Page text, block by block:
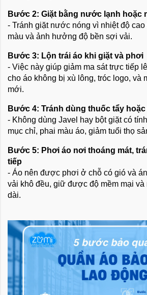
Bước 2: Giặt bằng nước lạnh hoặc
- Tránh giặt nước nóng vì nhiệt độ
màu và ảnh hưởng độ bền sợi vải.
Bước 3: Lộn trái áo khi giặt và phơi
- Việc này giúp giảm ma sát trực tiếp
cho áo không bị xù lông, tróc logo, và
mới.
Bước 4: Tránh dùng thuốc tẩy
- Không dùng Javel hay bột giặt có
mục chỉ, phai màu áo, giảm tuổi thọ
Bước 5: Phơi áo nơi thoáng mát,
tiếp
- Áo nên được phơi ở chỗ có gió và
vải khô đều, giữ được độ mềm mại và
dài.